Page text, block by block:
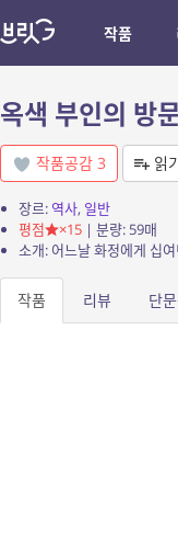
작품
옥색 부인의 방
작품공감 3 읽
장르: 역사, 일반
평점
×15| 분량: 59매
소개: 어느날 화정에게 십
작품 리뷰 단